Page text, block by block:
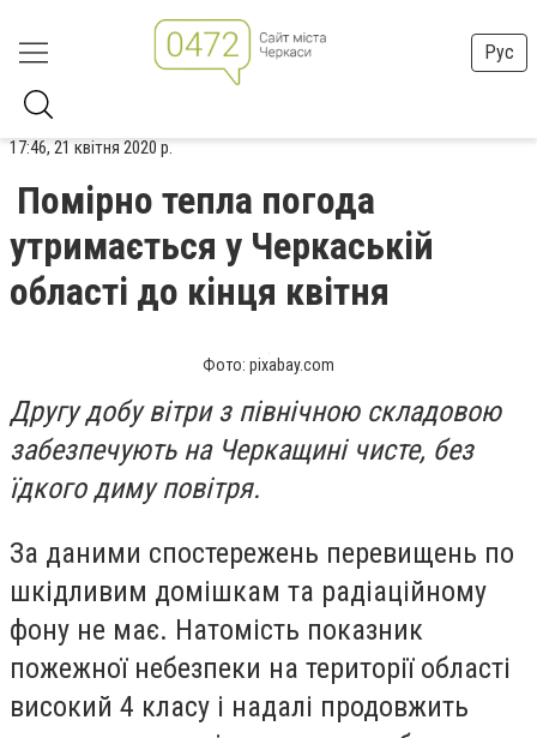
Рус
17:46, 21 квітня 2020 р.
Помірно тепла погода
утримається у Черкаській
області до кінця квітня
Фото: pixabay.com
Другу добу вітри з північною складовою
забезпечують на Черкащині чисте, без
їдкого диму повітря.
За даними спостережень перевищень по
шкідливим домішкам та радіаційному
фону не має. Натомість показник
пожежної небезпеки на території області
високий 4 класу і надалі продовжить